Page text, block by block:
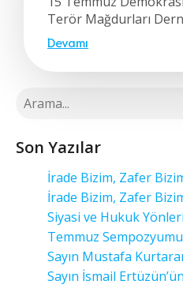
Terör Mağdurları
Devamı
Son Yazılar
İrade Bizim, Zafer
İrade Bizim, Zafer
Siyasi ve Hukuk
Temmuz Sempozyumu
Sayın Mustafa
Sayın İsmail